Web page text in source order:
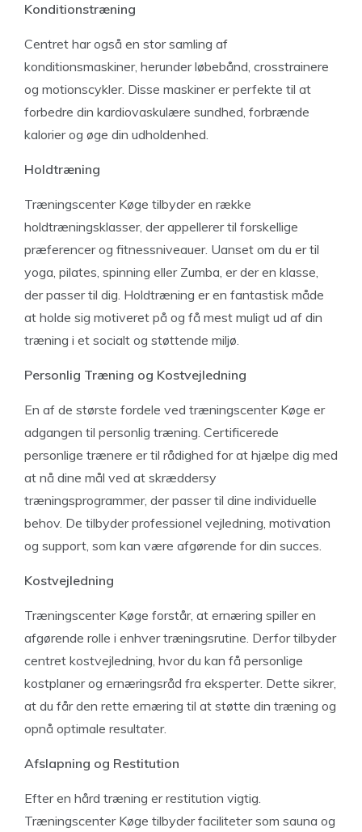
Konditionstræning
Centret har også en stor samling af
konditionsmaskiner, herunder løbebånd, crosstrainere
og motionscykler. Disse maskiner er perfekte til at
forbedre din kardiovaskulære sundhed, forbrænde
kalorier og øge din udholdenhed.
Holdtræning
Træningscenter Køge tilbyder en række
holdtræningsklasser, der appellerer til forskellige
præferencer og fitnessniveauer. Uanset om du er til
yoga, pilates, spinning eller Zumba, er der en klasse,
der passer til dig. Holdtræning er en fantastisk måde
at holde sig motiveret på og få mest muligt ud af din
træning i et socialt og støttende miljø.
Personlig Træning og Kostvejledning
En af de største fordele ved træningscenter Køge er
adgangen til personlig træning. Certificerede
personlige trænere er til rådighed for at hjælpe dig med
at nå dine mål ved at skræddersy
træningsprogrammer, der passer til dine individuelle
behov. De tilbyder professionel vejledning, motivation
og support, som kan være afgørende for din succes.
Kostvejledning
Træningscenter Køge forstår, at ernæring spiller en
afgørende rolle i enhver træningsrutine. Derfor tilbyder
centret kostvejledning, hvor du kan få personlige
kostplaner og ernæringsråd fra eksperter. Dette sikrer,
at du får den rette ernæring til at støtte din træning og
opnå optimale resultater.
Afslapning og Restitution
Efter en hård træning er restitution vigtig.
Træningscenter Køge tilbyder faciliteter som sauna og